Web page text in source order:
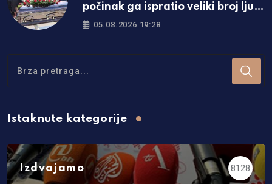
počinak ga ispratio veliki broj ljudi
/foto/
05.08.2026 19:28
Istaknute kategorije
Izdvajamo 8128